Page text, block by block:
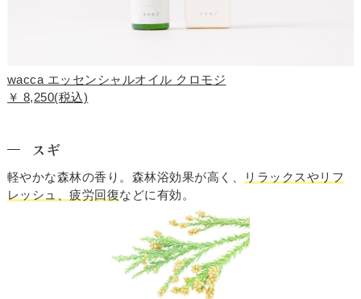
wacca エッセンシャルオイル クロモジ
￥ 8,250(税込)
スギ
軽やかな森林の香り。森林浴効果が高く、
リラックスやリフ
レッシュ、疲労回復などに有効。